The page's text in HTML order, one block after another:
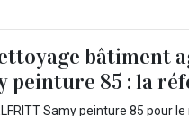
bâtiment
peinture 85 : la
Samy peinture 85 pour